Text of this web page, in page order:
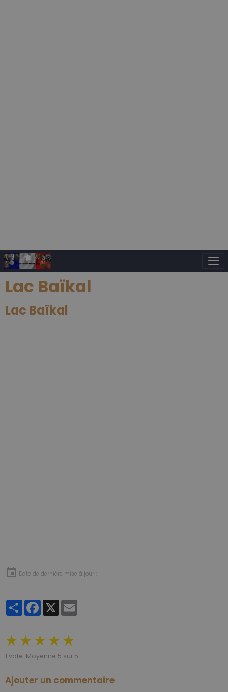
Lac Baïkal
Lac Baïkal
Date de dernière mise à jour :
PartagerFacebook
X
★★★★★
1 vote. Moyenne 5 sur 5.
Ajouter un commentaire